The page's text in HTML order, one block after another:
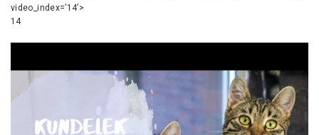
video_index=’14’>
14